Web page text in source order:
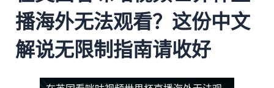
播海外无法观看？这份中文
解说无限制指南请收好